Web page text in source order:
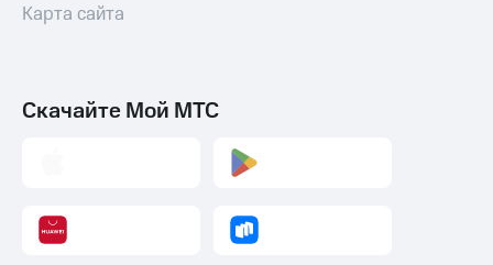
Карта сайта
Скачайте Мой МТС